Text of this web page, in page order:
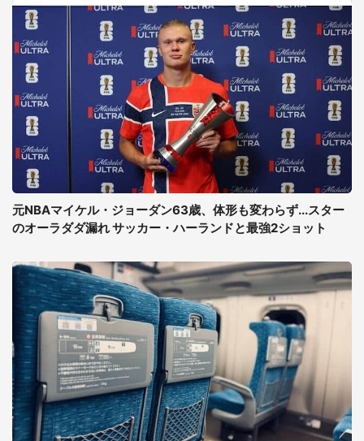
元NBAマイケル・ジョーダン63歳、体形も変わらず...スター
のオーラダダ漏れ サッカー・ハーランドと最強2ショット